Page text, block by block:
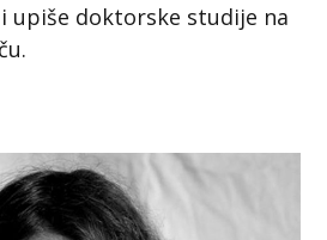
upiše doktorske studije na